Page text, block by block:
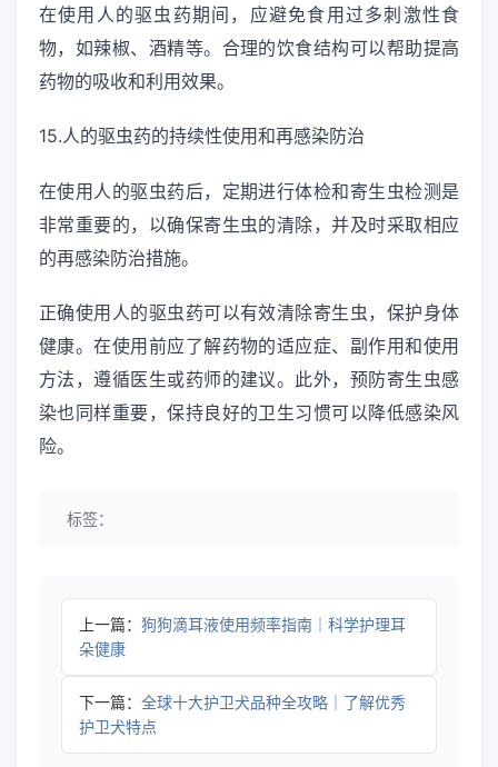
在使用人的驱虫药期间，应避免食用过多刺激性食
物，如辣椒、酒精等。合理的饮食结构可以帮助提高
药物的吸收和利用效果。
15.人的驱虫药的持续性使用和再感染防治
在使用人的驱虫药后，定期进行体检和寄生虫检测是
非常重要的，以确保寄生虫的清除，并及时采取相应
的再感染防治措施。
正确使用人的驱虫药可以有效清除寄生虫，保护身体
健康。在使用前应了解药物的适应症、副作用和使用
方法，遵循医生或药师的建议。此外，预防寄生虫感
染也同样重要，保持良好的卫生习惯可以降低感染风
险。
标签：
上一篇： 狗狗滴耳液使用频率指南｜科学护理耳
朵健康
下一篇： 全球十大护卫犬品种全攻略｜了解优秀
护卫犬特点